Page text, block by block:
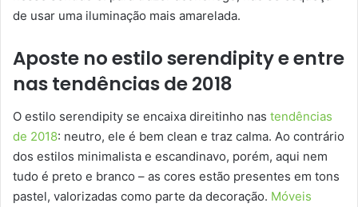
de usar uma iluminação mais amarelada.
Aposte no estilo serendipity e entre
nas tendências de 2018
O estilo serendipity se encaixa direitinho nas tendências
de 2018: neutro, ele é bem clean e traz calma. Ao contrário
dos estilos minimalista e escandinavo, porém, aqui nem
tudo é preto e branco – as cores estão presentes em tons
pastel, valorizadas como parte da decoração. Móveis